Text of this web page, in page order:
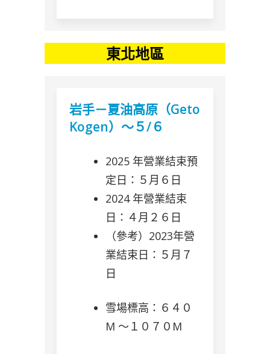
東北地區
岩手－夏油高原（Geto
Kogen）～５/６
2025 年營業結束預
定日：５月６日
2024 年營業結束
日：４月２６日
（參考）2023年營
業結束日：５月７
日
雪場標高：６４０
M 〜１０７０M